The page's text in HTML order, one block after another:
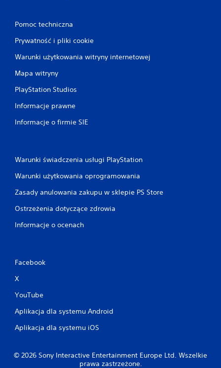
Pomoc techniczna
Prywatność i pliki cookie
Warunki użytkowania witryny internetowej
Mapa witryny
PlayStation Studios
Informacje prawne
Informacje o firmie SIE
Warunki świadczenia usługi PlayStation
Warunki użytkowania oprogramowania
Zasady anulowania zakupu w sklepie PS Store
Ostrzeżenia dotyczące zdrowia
Informacje o ocenach
Facebook
X
YouTube
Aplikacja dla systemu Android
Aplikacja dla systemu iOS
© 2026 Sony Interactive Entertainment Europe Ltd. Wszelkie
prawa zastrzeżone.